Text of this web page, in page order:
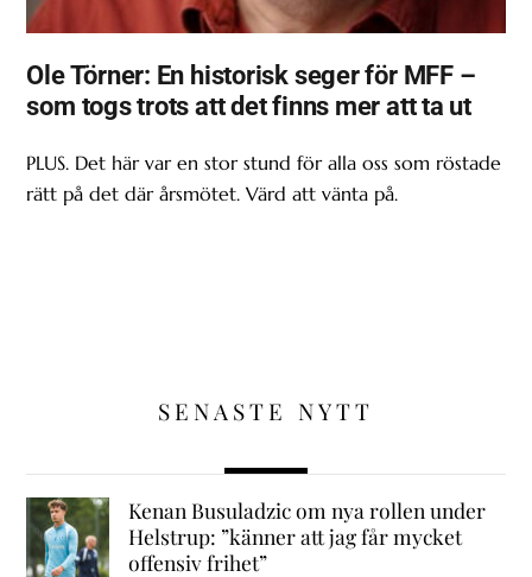
Ole Törner: En historisk seger för MFF –
som togs trots att det finns mer att ta ut
PLUS. Det här var en stor stund för alla oss som röstade
rätt på det där årsmötet. Värd att vänta på.
SENASTE NYTT
Kenan Busuladzic om nya rollen under
Helstrup: ”känner att jag får mycket
offensiv frihet”